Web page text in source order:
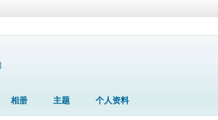
相册 主题 个人资料